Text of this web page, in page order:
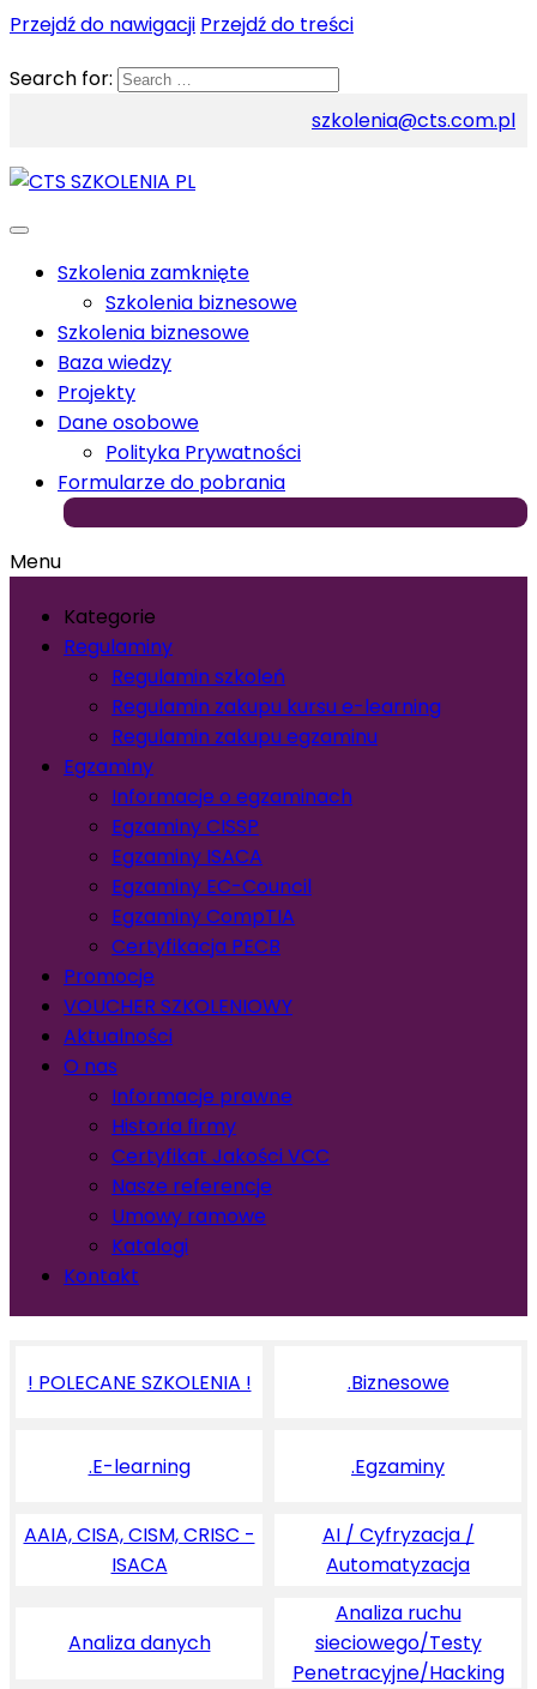
Przejdź do nawigacji Przejdź do treści
Search for:
szkolenia@cts.com.pl
Szkolenia zamknięte
Szkolenia biznesowe
Szkolenia biznesowe
Baza wiedzy
Projekty
Dane osobowe
Polityka Prywatności
Formularze do pobrania
Menu
Kategorie
Regulaminy
Regulamin szkoleń
Regulamin zakupu kursu e-learning
Regulamin zakupu egzaminu
Egzaminy
Informacje o egzaminach
Egzaminy CISSP
Egzaminy ISACA
Egzaminy EC-Council
Egzaminy CompTIA
Certyfikacja PECB
Promocje
VOUCHER SZKOLENIOWY
Aktualności
O nas
Informacje prawne
Historia firmy
Certyfikat Jakości VCC
Nasze referencje
Umowy ramowe
Katalogi
Kontakt
! POLECANE SZKOLENIA ! .Biznesowe
.E-learning .Egzaminy
AAIA, CISA, CISM, CRISC -
ISACA
AI / Cyfryzacja /
Automatyzacja
Analiza danych
Analiza ruchu
sieciowego/Testy
Penetracyjne/Hacking